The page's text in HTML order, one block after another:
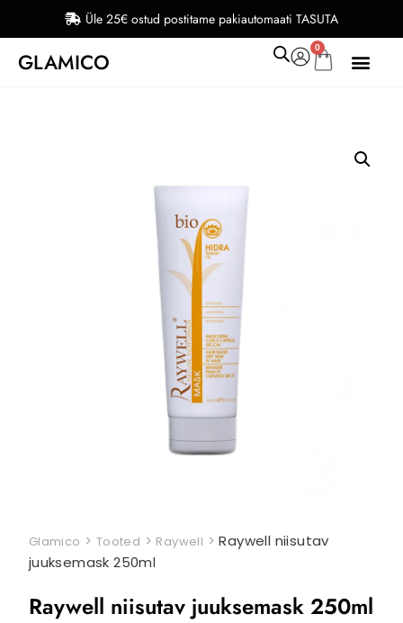
Üle 25€ ostud postitame pakiautomaati TASUTA
GLAMICO
0
Glamico > Tooted > Raywell >Raywell niisutav
juuksemask 250ml
Raywell niisutav juuksemask 250ml